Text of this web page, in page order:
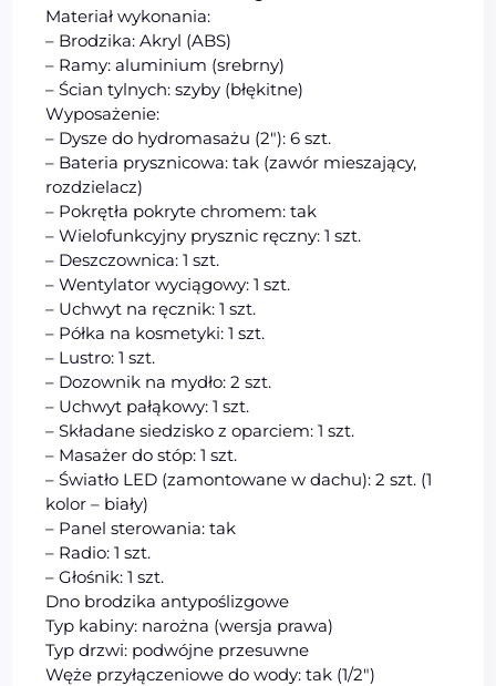
Materiał wykonania:
– Brodzika: Akryl (ABS)
– Ramy: aluminium (srebrny)
– Ścian tylnych: szyby (błękitne)
Wyposażenie:
– Dysze do hydromasażu (2″): 6 szt.
– Bateria prysznicowa: tak (zawór mieszający,
rozdzielacz)
– Pokrętła pokryte chromem: tak
– Wielofunkcyjny prysznic ręczny: 1 szt.
– Deszczownica: 1 szt.
– Wentylator wyciągowy: 1 szt.
– Uchwyt na ręcznik: 1 szt.
– Półka na kosmetyki: 1 szt.
– Lustro: 1 szt.
– Dozownik na mydło: 2 szt.
– Uchwyt pałąkowy: 1 szt.
– Składane siedzisko z oparciem: 1 szt.
– Masażer do stóp: 1 szt.
– Światło LED (zamontowane w dachu): 2 szt. (1
kolor – biały)
– Panel sterowania: tak
– Radio: 1 szt.
– Głośnik: 1 szt.
Dno brodzika antypoślizgowe
Typ kabiny: narożna (wersja prawa)
Typ drzwi: podwójne przesuwne
Węże przyłączeniowe do wody: tak (1/2″)